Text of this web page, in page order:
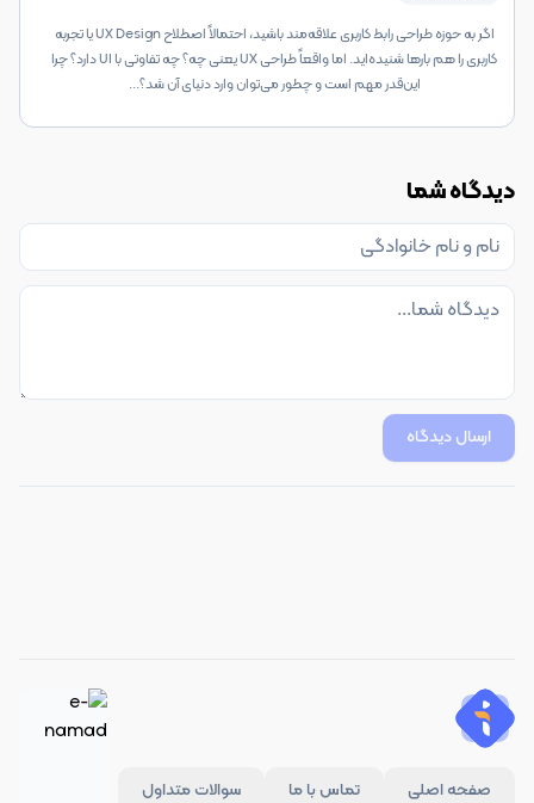
اگر به حوزه طراحی رابط کاربری علاقه‌مند باشید، احتمالاً اصطلاح UX Design یا تجربه
کاربری را هم بارها شنیده‌اید. اما واقعاً طراحی UX یعنی چه؟ چه تفاوتی با UI دارد؟ چرا
این‌قدر مهم است و چطور می‌توان وارد دنیای آن شد؟...
دیدگاه شما
ارسال دیدگاه
صفحه اصلی تماس با ما سوالات متداول